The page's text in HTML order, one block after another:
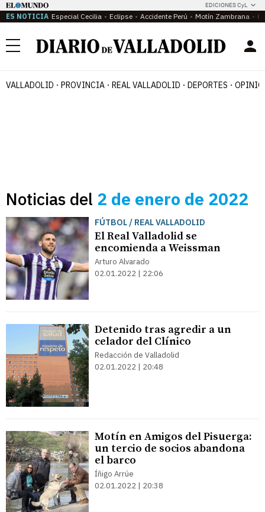
EDICIONES CyL
ES NOTICIA Especial Cecilia Eclipse Accidente Perú Motín Zambrana
Menú
VALLADOLID PROVINCIA REAL VALLADOLID DEPORTES
Noticias del 2 de enero de 2022
FÚTBOL / REAL VALLADOLID
El Real Valladolid se
encomienda a Weissman
Arturo Alvarado
02.01.2022 | 22:06
Detenido tras agredir a un
celador del Clínico
Redacción de Valladolid
02.01.2022 | 20:48
Motín en Amigos del Pisuerga:
un tercio de socios abandona
el barco
Íñigo Arrúe
02.01.2022 | 20:38